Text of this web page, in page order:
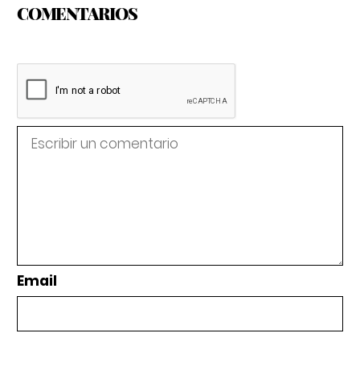
COMENTARIOS
Email